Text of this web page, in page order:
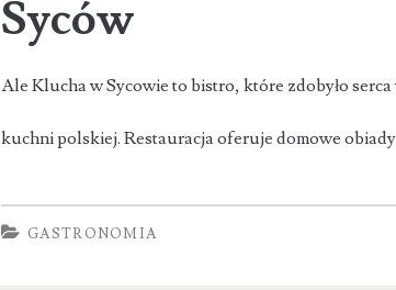
Syców
Ale Klucha w Sycowie to bistro, które zdobyło
kuchni polskiej. Restauracja oferuje domowe
GASTRONOMIA